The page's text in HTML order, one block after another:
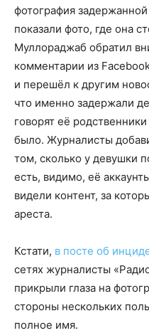
фотография
показали фото, где она
Муллораджаб обратил
комментарии из
и перешёл к другим
что именно задержали
говорят её
было. Журналисты
том, сколько у девушки
есть, видимо, её
видели контент, за
ареста.
Кстати, в посте об
сетях журналисты
прикрыли глаза на
стороны нескольких
полное имя.